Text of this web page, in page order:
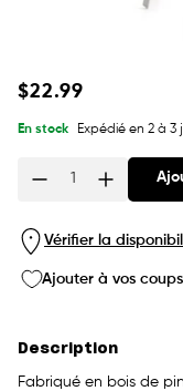
Prix
$22.99
En stock Expédié en 2 à 3
Vérifier la
Ajouter à vos
Description
Fabriqué en bois de